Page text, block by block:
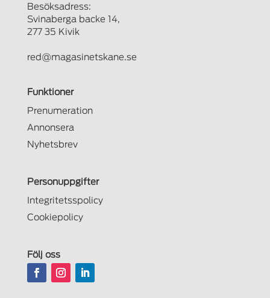
Besöksadress:
Svinaberga backe 14,
277 35 Kivik
red@magasinetskane.se
Funktioner
Prenumeration
Annonsera
Nyhetsbrev
Personuppgifter
Integritetsspolicy
Cookiepolicy
Följ oss